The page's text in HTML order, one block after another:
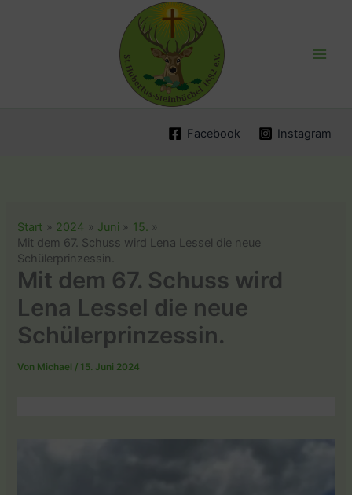
Facebook Instagram
Start 2024 Juni
15.
Mit dem 67. Schuss wird Lena Lessel die neue
Schülerprinzessin.
Mit dem 67. Schuss wird
Lena Lessel die neue
Schülerprinzessin.
Von Michael / 15. Juni 2024